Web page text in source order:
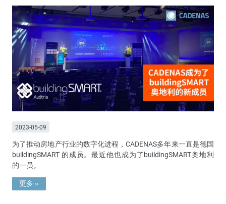
2023-05-09
为了推动房地产行业的数字化进程，CADENAS多年来一直是德国
buildingSMART 的成员。最近他也成为了buildingSMART奥地利
的一员。
更多 »